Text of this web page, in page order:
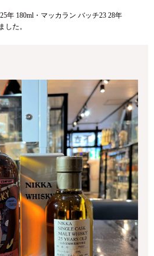
年 180ml・マッカラン バッチ23 28年
した。